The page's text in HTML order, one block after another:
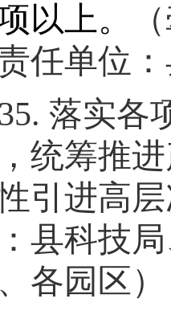
以上。
任单位
35. 落实各
统筹推
引进高
县科技
各园区）